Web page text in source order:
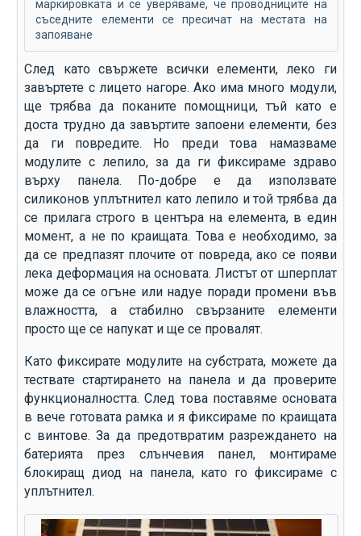
маркировката и се уверяваме, че проводниците на
съседните елементи се пресичат на местата на
запояване
След като свържете всички елементи, леко ги
завъртете с лицето нагоре. Ако има много модули,
ще трябва да поканите помощници, тъй като е
доста трудно да завъртите запоени елементи, без
да ги повредите. Но преди това намазваме
модулите с лепило, за да ги фиксираме здраво
върху панела. По-добре е да използвате
силиконов уплътнител като лепило и той трябва да
се прилага строго в центъра на елемента, в един
момент, а не по краищата. Това е необходимо, за
да се предпазят плочите от повреда, ако се появи
лека деформация на основата. Листът от шперплат
може да се огъне или надуе поради промени във
влажността, а стабилно свързаните елементи
просто ще се напукат и ще се провалят.
Като фиксирате модулите на субстрата, можете да
тествате стартирането на панела и да проверите
функционалността. След това поставяме основата
в вече готовата рамка и я фиксираме по краищата
с винтове. За да предотвратим разреждането на
батерията през слънчевия панел, монтираме
блокиращ диод на панела, като го фиксираме с
уплътнител.